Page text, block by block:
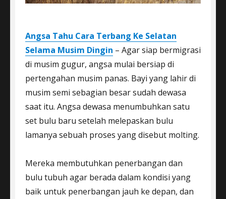
Angsa Tahu Cara Terbang Ke Selatan
Selama Musim Dingin – Agar siap bermigrasi
di musim gugur, angsa mulai bersiap di
pertengahan musim panas. Bayi yang lahir di
musim semi sebagian besar sudah dewasa
saat itu. Angsa dewasa menumbuhkan satu
set bulu baru setelah melepaskan bulu
lamanya sebuah proses yang disebut molting.
Mereka membutuhkan penerbangan dan
bulu tubuh agar berada dalam kondisi yang
baik untuk penerbangan jauh ke depan, dan